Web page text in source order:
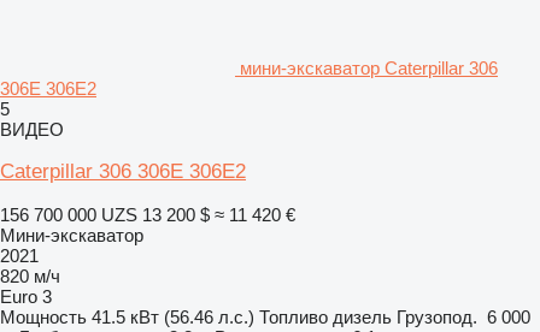
мини-экскаватор Caterpillar 306
306E 306E2
5
ВИДЕО
Caterpillar 306 306E 306E2
156 700 000 UZS 13 200 $ ≈ 11 420 €
Мини-экскаватор
2021
820 м/ч
Euro 3
Мощность 41.5 кВт (56.46 л.с.) Топливо дизель Грузопод. 6 000